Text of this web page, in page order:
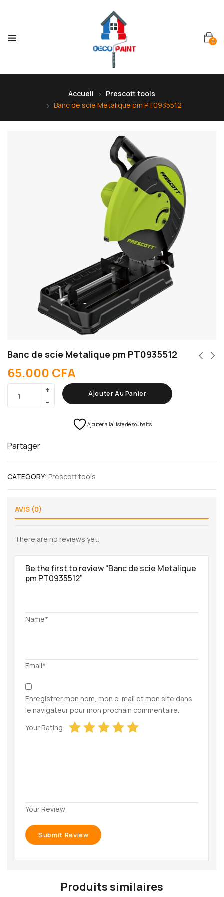
0
Accueil
Prescott tools
Banc de scie Metalique pm PT0935512
Banc de scie Metalique pm PT0935512
65.000 CFA
Ajouter Au Panier
Ajouter à la liste de souhaits
Partager
CATEGORY: Prescott tools
AVIS (0)
There are no reviews yet.
Be the first to review “Banc de scie Metalique
pm PT0935512”
Name*
Email*
Enregistrer mon nom, mon e-mail et mon site dans
le navigateur pour mon prochain commentaire.
Your Rating
Your Review
Produits similaires